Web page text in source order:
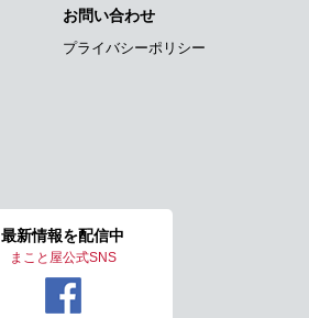
お問い合わせ
プライバシーポリシー
最新情報を配信中
まこと屋公式SNS